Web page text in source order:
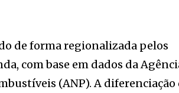
de forma regionalizada pelos
com base em dados da
(ANP). A diferenciação